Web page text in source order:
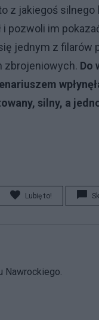
z jakiegoś
i pozwoli im
jednym z filarów
zbrojeniowych. Do
silny, a
Lubię to!
Nawrockiego.